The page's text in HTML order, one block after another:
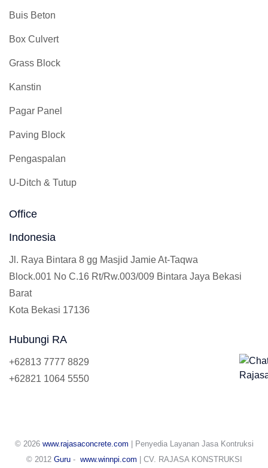
Buis Beton
Box Culvert
Grass Block
Kanstin
Pagar Panel
Paving Block
Pengaspalan
U-Ditch & Tutup
Office
Indonesia
Jl. Raya Bintara 8 gg Masjid Jamie At-Taqwa
Block.001 No C.16 Rt/Rw.003/009 Bintara Jaya Bekasi
Barat
Kota Bekasi 17136
Hubungi RA
+62813 7777 8829
+62821 1064 5550
© 2026 www.rajasaconcrete.com | Penyedia Layanan Jasa Kontruksi
© 2012 Guru- www.winnpi.com | CV. RAJASA KONSTRUKSI